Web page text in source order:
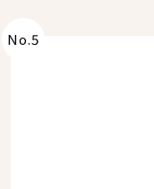
No.5